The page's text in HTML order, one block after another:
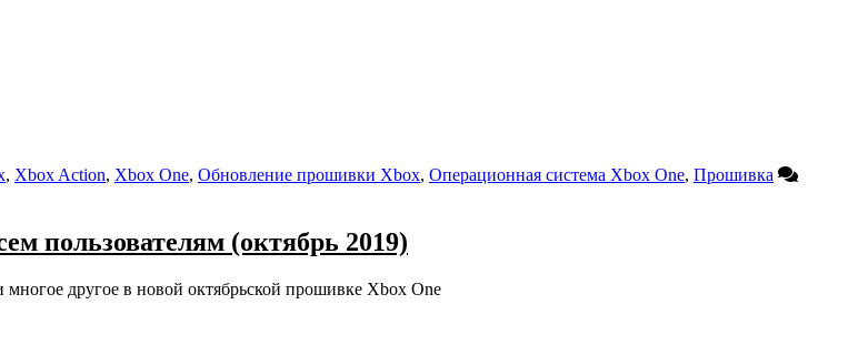
, Xbox Action, Xbox One, Обновление прошивки Xbox, Операционная система Xbox One, Прошивка
пользователям (октябрь 2019)
другое в новой октябрьской прошивке Xbox One